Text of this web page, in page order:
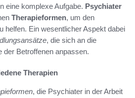
eine komplexe Aufgabe. Psychiater
Therapieformen, um den
helfen. Ein wesentlicher Aspekt dabei
, die sich an die
der Betroffenen anpassen.
Therapien
, die Psychiater in der Arbeit